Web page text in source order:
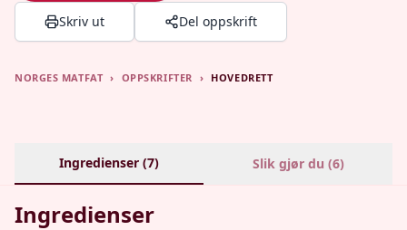
Skriv ut Del oppskrift
NORGES MATFAT › OPPSKRIFTER › HOVEDRETT
Ingredienser (7) Slik gjør du (6)
Ingredienser